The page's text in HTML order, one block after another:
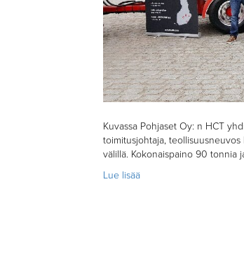
Kuvassa Pohjaset Oy: n HCT
toimitusjohtaja, teollisuusneuvos
välillä. Kokonaispaino 90 tonnia
Lue lisää